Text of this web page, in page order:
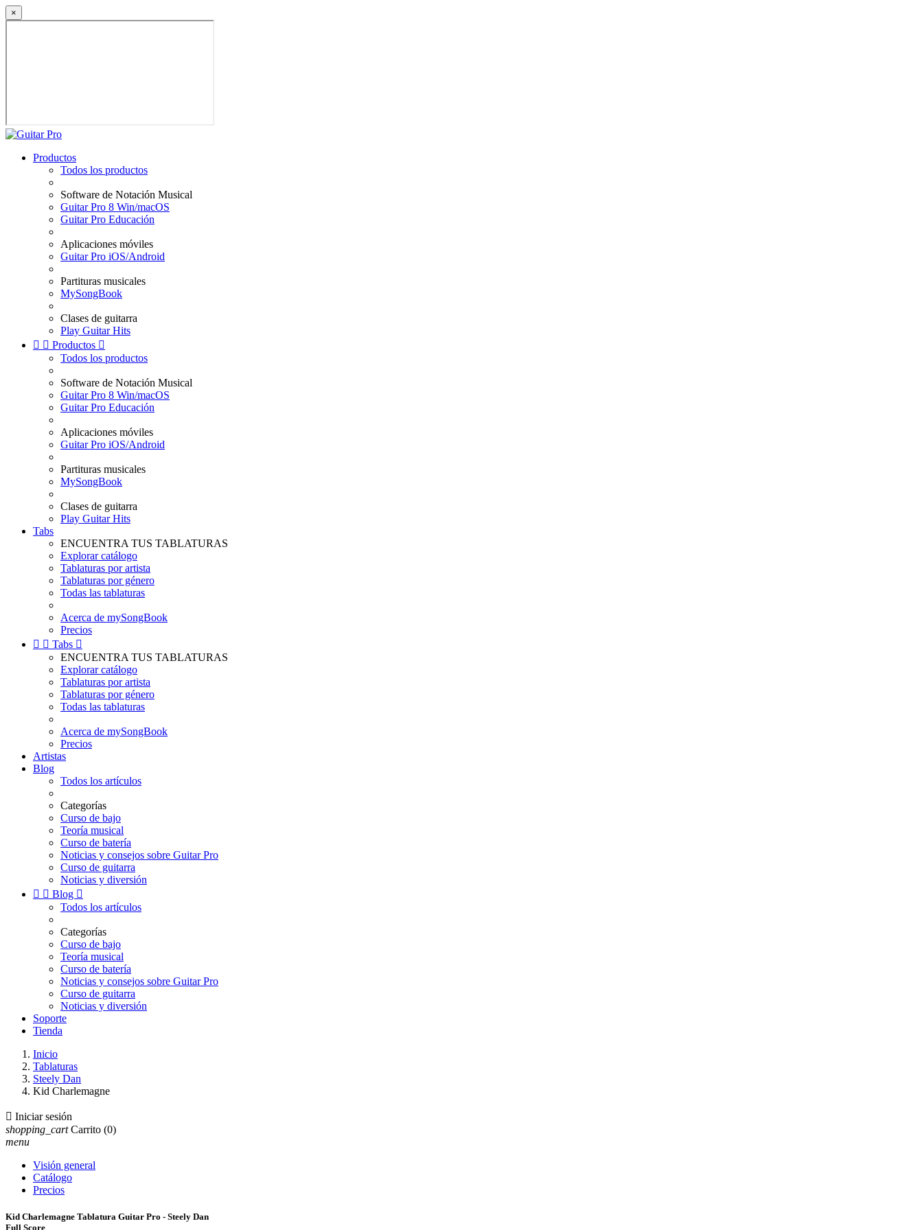
×
Productos
Todos los productos
Software de Notación Musical
Guitar Pro 8 Win/macOS
Guitar Pro Educación
Aplicaciones móviles
Guitar Pro iOS/Android
Partituras musicales
MySongBook
Clases de guitarra
Play Guitar Hits
  Productos 
Todos los productos
Software de Notación Musical
Guitar Pro 8 Win/macOS
Guitar Pro Educación
Aplicaciones móviles
Guitar Pro iOS/Android
Partituras musicales
MySongBook
Clases de guitarra
Play Guitar Hits
Tabs
ENCUENTRA TUS TABLATURAS
Explorar catálogo
Tablaturas por artista
Tablaturas por género
Todas las tablaturas
Acerca de mySongBook
Precios
  Tabs 
ENCUENTRA TUS TABLATURAS
Explorar catálogo
Tablaturas por artista
Tablaturas por género
Todas las tablaturas
Acerca de mySongBook
Precios
Artistas
Blog
Todos los artículos
Categorías
Curso de bajo
Teoría musical
Curso de batería
Noticias y consejos sobre Guitar Pro
Curso de guitarra
Noticias y diversión
  Blog 
Todos los artículos
Categorías
Curso de bajo
Teoría musical
Curso de batería
Noticias y consejos sobre Guitar Pro
Curso de guitarra
Noticias y diversión
Soporte
Tienda
Inicio
Tablaturas
Steely Dan
Kid Charlemagne
 Iniciar sesión
shopping_cart Carrito (0)
menu
Visión general
Catálogo
Precios
Kid Charlemagne Tablatura Guitar Pro - Steely Dan
Full Score